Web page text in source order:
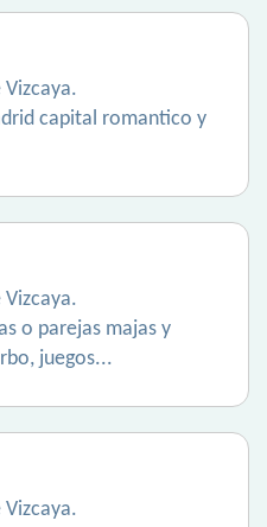
Vizcaya.
capital romantico y
Vizcaya.
o parejas majas y
juegos...
Vizcaya.